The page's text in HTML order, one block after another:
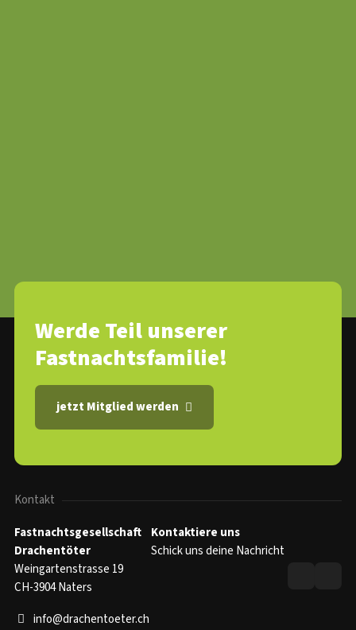
Werde Teil unserer
Fastnachtsfamilie!
jetzt Mitglied werden
Kontakt
Fastnachtsgesellschaft
Drachentöter
Weingartenstrasse 19
CH-3904 Naters
info@drachentoeter.ch
Kontaktiere uns
Schick uns deine Nachricht